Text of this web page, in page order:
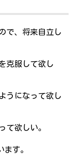
で、将来自立し
克服して欲し
うになって欲し
て欲しい。
す。